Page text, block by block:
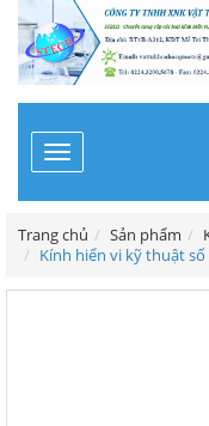
Toggle
navigation
Trang chủ Sản phẩm
Kính hiển vi kỹ thuật